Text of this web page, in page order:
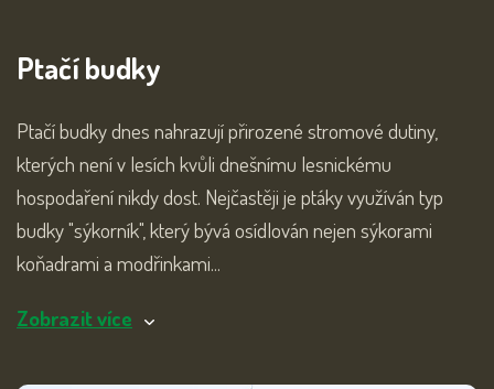
Ptačí budky
Ptačí budky dnes nahrazují přirozené stromové dutiny,
kterých není v lesích kvůli dnešnímu lesnickému
hospodaření nikdy dost. Nejčastěji je ptáky využíván typ
budky "sýkorník", který bývá osídlován nejen sýkorami
koňadrami a modřinkami...
Zobrazit více